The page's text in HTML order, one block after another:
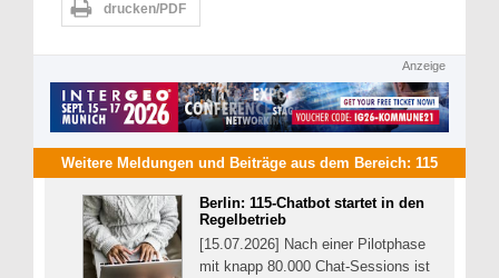
drucken/PDF
Anzeige
Weitere Meldungen und Beiträge aus dem Bereich: 115
Berlin: 115-Chatbot startet in den
Regelbetrieb
[15.07.2026] Nach einer Pilotphase
mit knapp 80.000 Chat-Sessions ist